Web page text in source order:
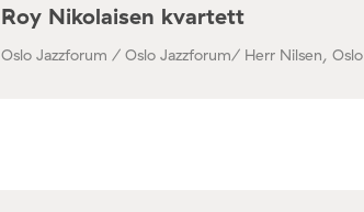
Roy Nikolaisen kvartett
Oslo Jazzforum / Oslo Jazzforum/ Herr Nilsen, Oslo